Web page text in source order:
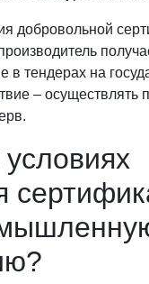
добровольной
в тендерах на
– осуществлять